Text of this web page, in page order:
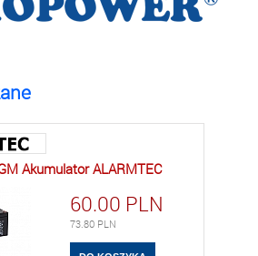
Akumulator ALARMTEC
60.00 PLN
73.80 PLN